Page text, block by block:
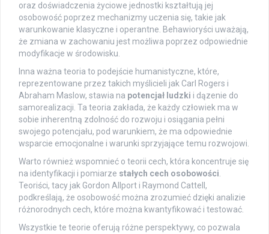
oraz doświadczenia życiowe jednostki kształtują jej
osobowość poprzez mechanizmy uczenia się, takie jak
warunkowanie klasyczne i operantne. Behawioryści uważają,
że zmiana w zachowaniu jest możliwa poprzez odpowiednie
modyfikacje w środowisku.
Inna ważna teoria to podejście humanistyczne, które,
reprezentowane przez takich myślicieli jak Carl Rogers i
Abraham Maslow, stawia na potencjał ludzki i dązenie do
samorealizacji. Ta teoria zakłada, że każdy człowiek ma w
sobie inherentną zdolność do rozwoju i osiągania pełni
swojego potencjału, pod warunkiem, że ma odpowiednie
wsparcie emocjonalne i warunki sprzyjające temu rozwojowi.
Warto również wspomnieć o teorii cech, która koncentruje się
na identyfikacji i pomiarze stałych cech osobowości
Teoriści, tacy jak Gordon Allport i Raymond Cattell,
podkreślają, że osobowość można zrozumieć dzięki analizie
różnorodnych cech, które można kwantyfikować i testować.
Wszystkie te teorie oferują różne perspektywy, co pozwala